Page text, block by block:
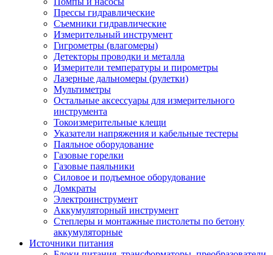
Прессы гидравлические
Съемники гидравлические
Измерительный инструмент
Гигрометры (влагомеры)
Детекторы проводки и металла
Измерители температуры и пирометры
Лазерные дальномеры (рулетки)
Мультиметры
Остальные аксессуары для измерительного
инструмента
Токоизмерительные клещи
Указатели напряжения и кабельные тестеры
Паяльное оборудование
Газовые горелки
Газовые паяльники
Силовое и подъемное оборудование
Домкраты
Электроинструмент
Аккумуляторный инструмент
Степлеры и монтажные пистолеты по бетону
аккумуляторные
Источники питания